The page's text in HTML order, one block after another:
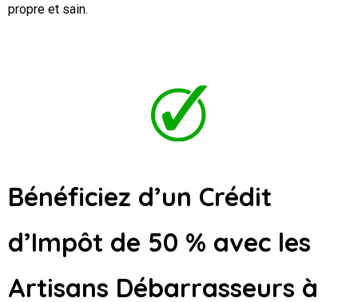
propre et sain.
Bénéficiez d’un Crédit
d’Impôt de 50 % avec les
Artisans Débarrasseurs à